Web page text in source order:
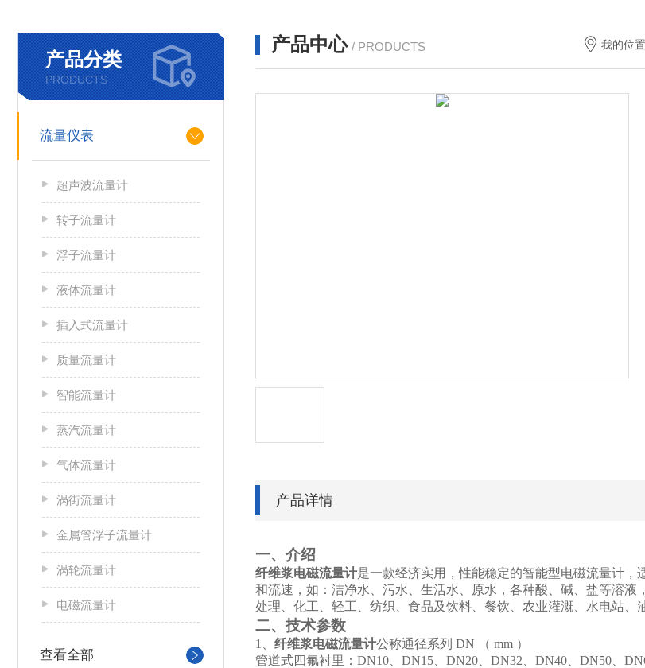
产品分类
PRODUCTS
流量仪表
超声波流量计
转子流量计
浮子流量计
液体流量计
插入式流量计
质量流量计
智能流量计
蒸汽流量计
气体流量计
涡街流量计
金属管浮子流量计
涡轮流量计
电磁流量计
查看全部
产品中心 / PRODUCTS 我的位置
产品详情
一、介绍
纤维浆电磁流量计是一款经济实用，性能稳定的智能型电磁流量计
和流速，如：洁净水、污水、生活水、原水，各种酸、碱、盐等溶
处理、化工、轻工、纺织、食品及饮料、餐饮、农业灌溉、水电站、
二、技术参数
1 纤维浆电磁流量计公称通径系列 DN （ mm ）
管道式四氟衬里：DN10、DN15、DN20、DN32、DN40、DN50、